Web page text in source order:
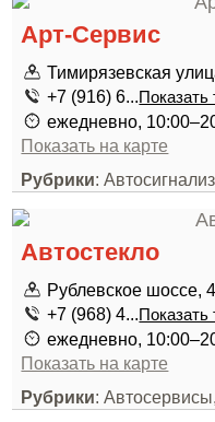
Арт-Сервис
Тимирязевская
+7 (916) 6...
ежедневно,
Показать на карте
Рубрики:
Автостекло
Рублевское шоссе,
+7 (968) 4...
ежедневно,
Показать на карте
Рубрики: